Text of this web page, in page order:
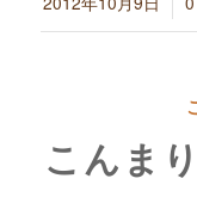
こんま